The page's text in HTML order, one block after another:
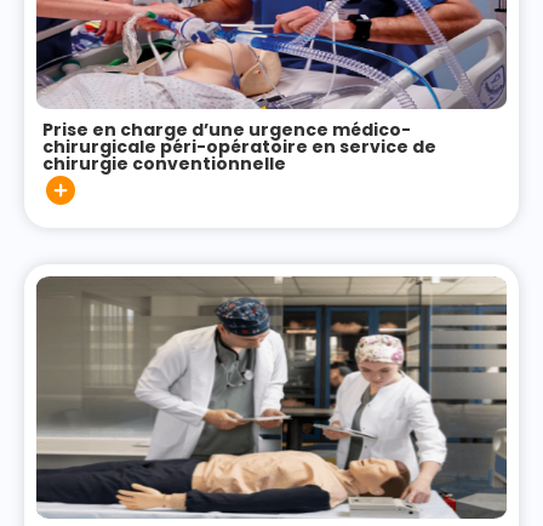
Prise en charge d’une urgence médico-
chirurgicale péri-opératoire en service de
chirurgie conventionnelle